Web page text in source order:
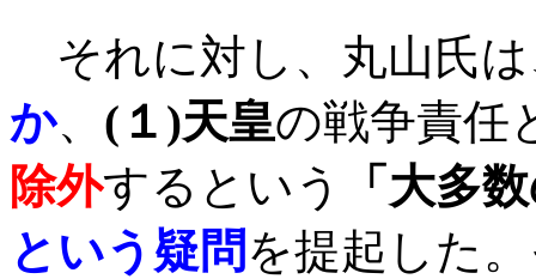
それに対し、丸山氏
か、 ( １ )天皇の戦争責任
除外するという
「大多
という疑問 を提起した